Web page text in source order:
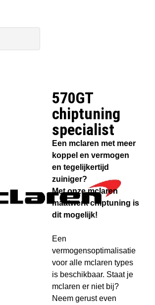
570GT
chiptuning
specialist​
Een mclaren met meer
koppel en vermogen
en tegelijkertijd
zuiniger?
Met onze mclaren
maatwerk chiptuning is
dit mogelijk!
Een
vermogensoptimalisatie
voor alle mclaren types
is beschikbaar. Staat je
mclaren er niet bij?
Neem gerust even